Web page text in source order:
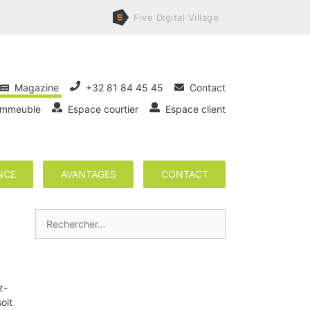
Five Digital Village
Magazine +32 81 84 45 45
Contact
Espace courtier Espace client
AVANTAGES CONTACT
Rechercher :